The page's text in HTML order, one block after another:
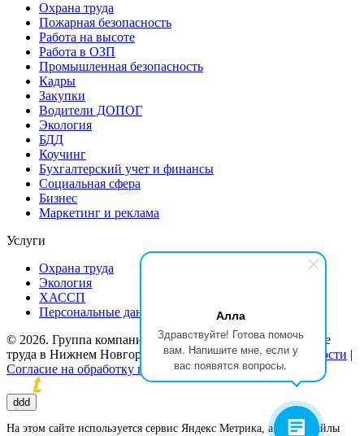
Алла
Здравствуйте! Готова помочь
вам. Напишите мне, если у
вас появятся вопросы.
Охрана труда
Пожарная безопасность
Работа на высоте
Работа в ОЗП
Промышленная безопасность
Кадры
Закупки
Водители ДОПОГ
Экология
БДД
Коучинг
Бухгалтерский учет и финансы
Социальная сфера
Бизнес
Маркетинг и реклама
Услуги
Охрана труда
Экология
ХАССП
Персональные данные
© 2026. Группа компаний «Потенциал». Обучение охране
труда в Нижнем Новгороде |Политика конфиденциальности |
Согласие на обработку персональных данных
Продвижение сайтов
ddd
На этом сайте используется сервис Яндекс Метрика, а также файлы